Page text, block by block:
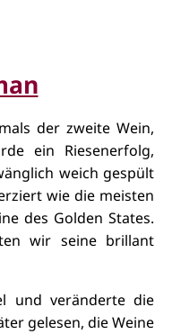
der zweite Wein,
ein Riesenerfolg,
weich gespült
wie die meisten
des Golden States.
wir seine brillant
und veränderte die
gelesen, die Weine